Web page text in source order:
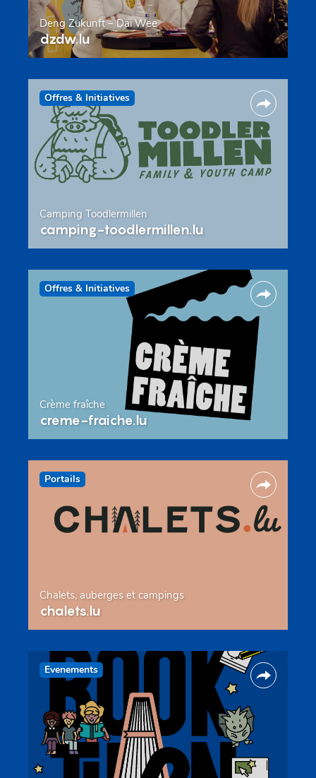
Deng Zukunft – Däi Wee
dzdw.lu
Offres & Initiatives
Camping Toodlermillen
camping-toodlermillen.lu
Offres & Initiatives
Crème fraîche
creme-fraiche.lu
Portails
Chalets, auberges et campings
chalets.lu
Evenements